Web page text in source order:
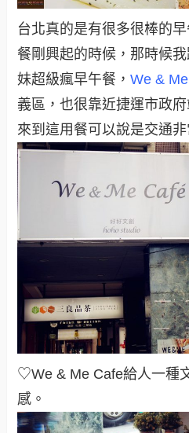
台北真的是有很多很棒的
餐剛興起的時候，那時候
妹超級瘋早午餐，We &
義區，也很靠近捷運市政府
來到這用餐可以說是交通
♡We & Me Cafe給人一種
感 。